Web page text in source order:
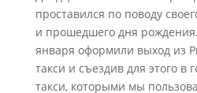
проставился по поводу
и прошедшего дня
января оформили выход из
такси и съездив для этого в
такси, которыми мы